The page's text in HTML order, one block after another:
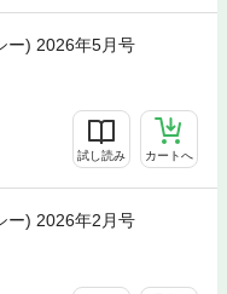
ー) 2026年5月号
試し読み カートへ
ー) 2026年2月号